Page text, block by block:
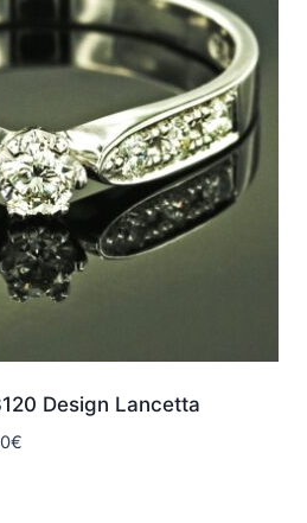
Design Lancetta
€Hintaluokka: